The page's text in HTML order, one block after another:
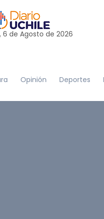
6 de Agosto de 2026
Opinión Deportes